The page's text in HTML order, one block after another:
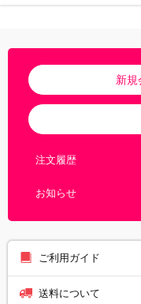
新規
注文履歴
お知らせ
ご利用ガイド
送料について